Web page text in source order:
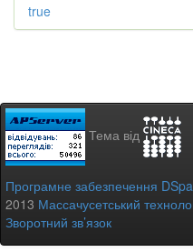
true
Тема від
Програмне забезпечення
2013 Массачусетський
Зворотний зв’язок